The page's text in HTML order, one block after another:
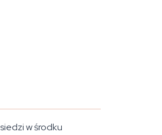
w środku